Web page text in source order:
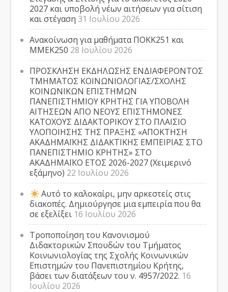
2027 και υποβολή νέων αιτήσεων για σίτιση
και στέγαση 31 Ιουλίου 2026
Ανακοίνωση για μαθήματα ΠΟΚΚ251 και
ΜΜΕΚ250 28 Ιουλίου 2026
ΠΡΟΣΚΛΗΣΗ ΕΚΔΗΛΩΣΗΣ ΕΝΔΙΑΦΕΡΟΝΤΟΣ
ΤΜΗΜΑΤΟΣ ΚΟΙΝΩΝΙΟΛΟΓΙΑΣ/ΣΧΟΛΗΣ
ΚΟΙΝΩΝΙΚΩΝ ΕΠΙΣΤΗΜΩΝ
ΠΑΝΕΠΙΣΤΗΜΙΟΥ ΚΡΗΤΗΣ ΓΙΑ ΥΠΟΒΟΛΗ
ΑΙΤΗΣΕΩΝ ΑΠΟ ΝΕΟΥΣ ΕΠΙΣΤΗΜΟΝΕΣ
ΚΑΤΟΧΟΥΣ ΔΙΔΑΚΤΟΡΙΚΟΥ ΣΤΟ ΠΛΑΙΣΙΟ
ΥΛΟΠΟΙΗΣΗΣ ΤΗΣ ΠΡΑΞΗΣ «ΑΠΟΚΤΗΣΗ
ΑΚΑΔΗΜΑΪΚΗΣ ΔΙΔΑΚΤΙΚΗΣ ΕΜΠΕΙΡΙΑΣ ΣΤΟ
ΠΑΝΕΠΙΣΤΗΜΙΟ ΚΡΗΤΗΣ» ΣΤΟ
ΑΚΑΔΗΜΑΪΚΟ ΕΤΟΣ 2026-2027 (Χειμερινό
εξάμηνο) 22 Ιουλίου 2026
Αυτό το καλοκαίρι, μην αρκεστείς στις
διακοπές. Δημιούργησε μια εμπειρία που θα
σε εξελίξει 16 Ιουλίου 2026
Τροποποίηση του Κανονισμού
Διδακτορικών Σπουδών του Τμήματος
Κοινωνιολογίας της Σχολής Κοινωνικών
Επιστημών του Πανεπιστημίου Κρήτης,
βάσει των διατάξεων του ν. 4957/2022. 16
Ιουλίου 2026